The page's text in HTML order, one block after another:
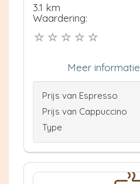
3.1 km
Waardering:
Meer informatie
Prijs van Espresso
Prijs van Cappuccino
Type